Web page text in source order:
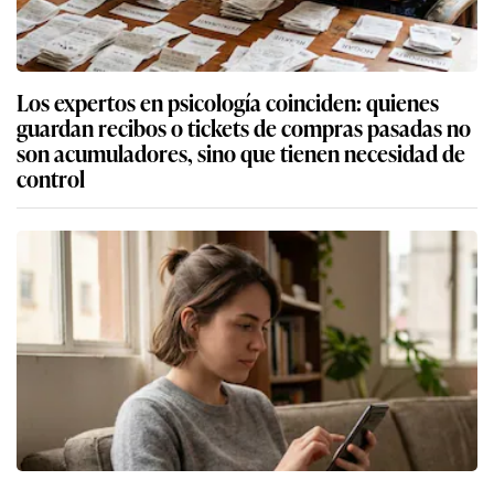
Los expertos en psicología coinciden: quienes
guardan recibos o tickets de compras pasadas no
son acumuladores, sino que tienen necesidad de
control